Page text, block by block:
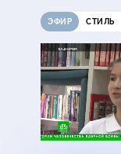
ЭФИР СТИЛЬ
10:25
ЧП